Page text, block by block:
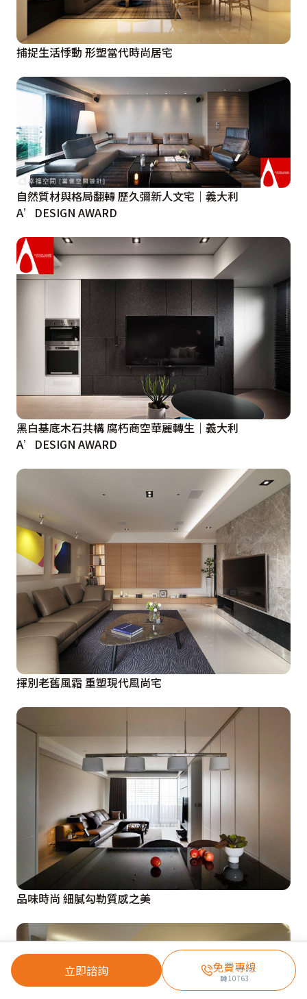
立即諮詢 免費專線
轉10763
捕捉生活悸動 形塑當代時尚居宅
自然質材與格局翻轉 歷久彌新人文宅｜義大利
A’DESIGN AWARD
黑白基底木石共構 腐朽商空華麗轉生｜義大利
A’DESIGN AWARD
揮別老舊風霜 重塑現代風尚宅
品味時尚 細膩勾勒質感之美